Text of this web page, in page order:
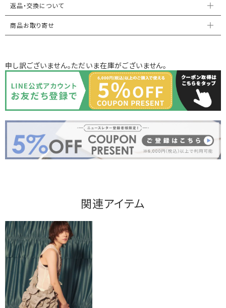
返品・交換について
商品お取り寄せ
申し訳ございません。ただいま在庫がございません。
関連アイテム